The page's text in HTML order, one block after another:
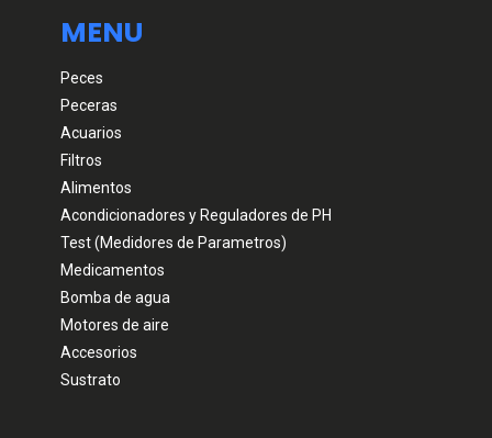
MENU
Peces
Peceras
Acuarios
Filtros
Alimentos
Acondicionadores y Reguladores de PH
Test (Medidores de Parametros)
Medicamentos
Bomba de agua
Motores de aire
Accesorios
Sustrato